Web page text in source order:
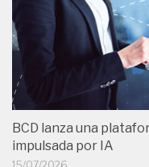
BCD lanza una
impulsada por IA